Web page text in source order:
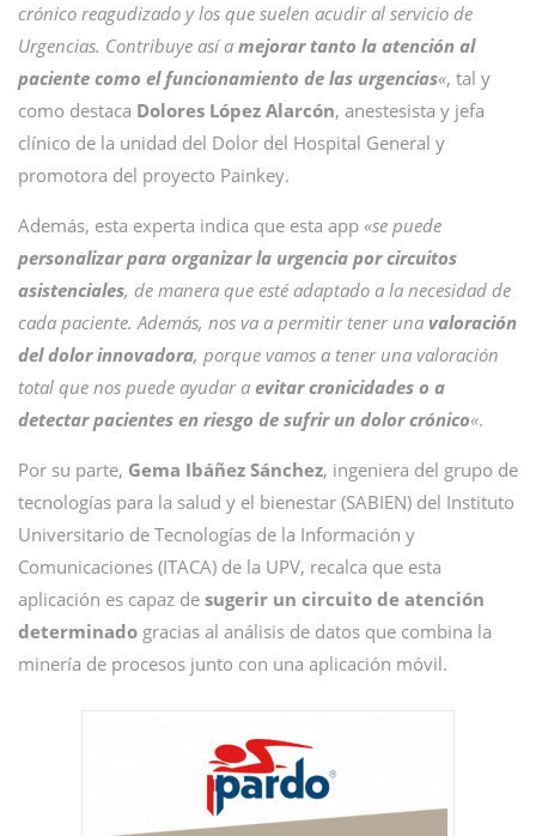
crónico reagudizado y los que suelen acudir al servicio de
Urgencias. Contribuye así a mejorar tanto la atención al
paciente como el funcionamiento de las urgencias«, tal y
como destaca Dolores López Alarcón, anestesista y jefa
clínico de la unidad del Dolor del Hospital General y
promotora del proyecto Painkey.
Además, esta experta indica que esta app «se puede
personalizar para organizar la urgencia por circuitos
asistenciales, de manera que esté adaptado a la necesidad de
cada paciente. Además, nos va a permitir tener una valoración
del dolor innovadora, porque vamos a tener una valoración
total que nos puede ayudar a evitar cronicidades o a
detectar pacientes en riesgo de sufrir un dolor crónico«.
Por su parte, Gema Ibáñez Sánchez, ingeniera del grupo de
tecnologías para la salud y el bienestar (SABIEN) del Instituto
Universitario de Tecnologías de la Información y
Comunicaciones (ITACA) de la UPV, recalca que esta
aplicación es capaz de sugerir un circuito de atención
determinado gracias al análisis de datos que combina la
minería de procesos junto con una aplicación móvil.